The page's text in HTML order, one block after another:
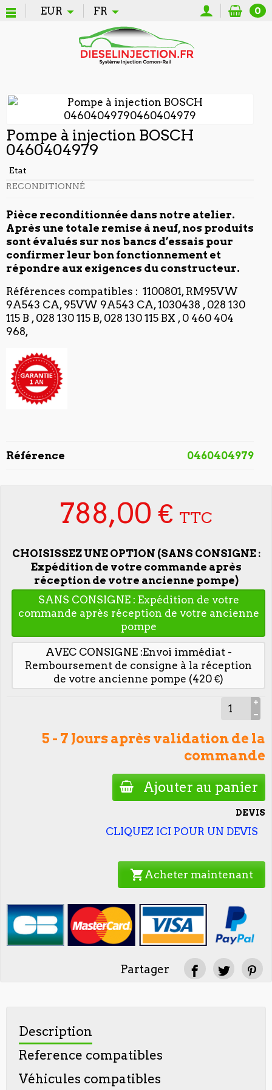
EUR FR 0
Pompe à injection BOSCH
0460404979
Etat
RECONDITIONNÉ
Pièce reconditionnée dans notre atelier.
Après une totale remise à neuf, nos produits
sont évalués sur nos bancs d’essais pour
confirmer leur bon fonctionnement et
répondre aux exigences du constructeur.
Références compatibles : 1100801, RM95VW
9A543 CA, 95VW 9A543 CA, 1030438 , 028 130
115 B , 028 130 115 B, 028 130 115 BX , 0 460 404
968,
Référence 0460404979
788,00 € TTC
CHOISISSEZ UNE OPTION (SANS CONSIGNE :
Expédition de votre commande après
réception de votre ancienne pompe)
SANS CONSIGNE : Expédition de votre
commande après réception de votre ancienne
pompe
AVEC CONSIGNE :Envoi immédiat -
Remboursement de consigne à la réception
de votre ancienne pompe (420 €)
5 - 7 Jours après validation de la
commande
Ajouter au panier
DEVIS
CLIQUEZ ICI POUR UN DEVIS
shopping_cart Acheter maintenant
Partager
Description
Reference compatibles
Véhicules compatibles